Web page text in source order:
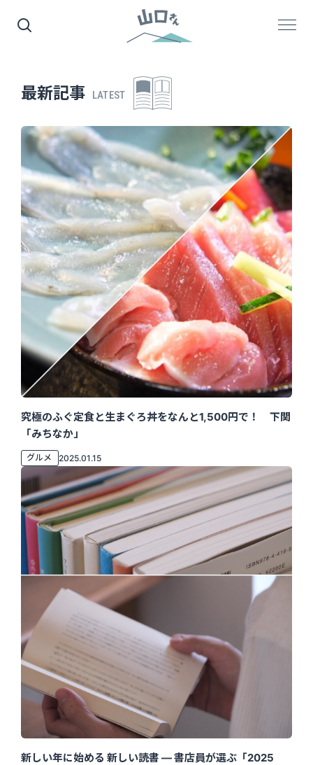
最新記事 LATEST
究極のふぐ定食と生まぐろ丼をなんと1,500円で！ 下関
「みちなか」
グルメ 2025.01.15
新しい年に始める 新しい読書 ― 書店員が選ぶ「2025